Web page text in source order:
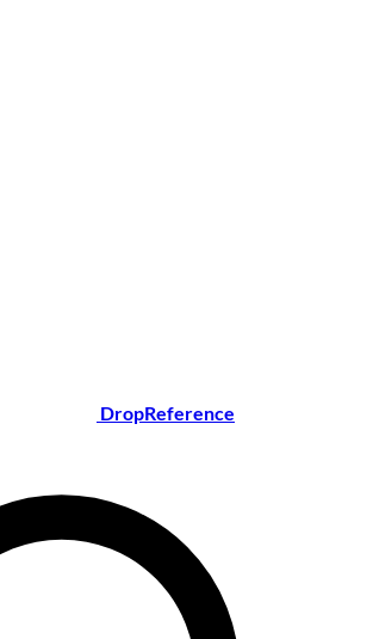
DropReference